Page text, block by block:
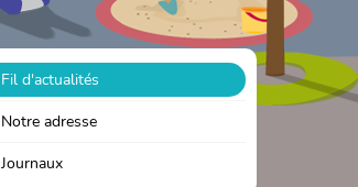
Fil d'actualités
Notre adresse
Journaux